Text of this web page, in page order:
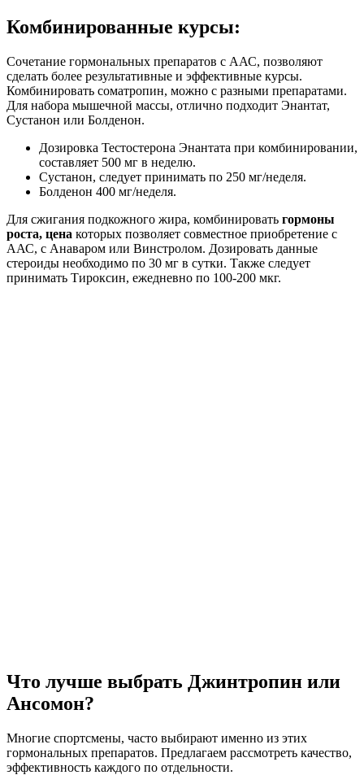
Комбинированные курсы:
Сочетание гормональных препаратов с ААС, позволяют
сделать более результативные и эффективные курсы.
Комбинировать соматропин, можно с разными препаратами.
Для набора мышечной массы, отлично подходит Энантат,
Сустанон или Болденон.
Дозировка Тестостерона Энантата при комбинировании,
составляет 500 мг в неделю.
Сустанон, следует принимать по 250 мг/неделя.
Болденон 400 мг/неделя.
Для сжигания подкожного жира, комбинировать гормоны
роста, цена которых позволяет совместное приобретение с
ААС, с Анаваром или Винстролом. Дозировать данные
стероиды необходимо по 30 мг в сутки. Также следует
принимать Тироксин, ежедневно по 100-200 мкг.
Что лучше выбрать Джинтропин или
Ансомон?
Многие спортсмены, часто выбирают именно из этих
гормональных препаратов. Предлагаем рассмотреть качество,
эффективность каждого по отдельности.